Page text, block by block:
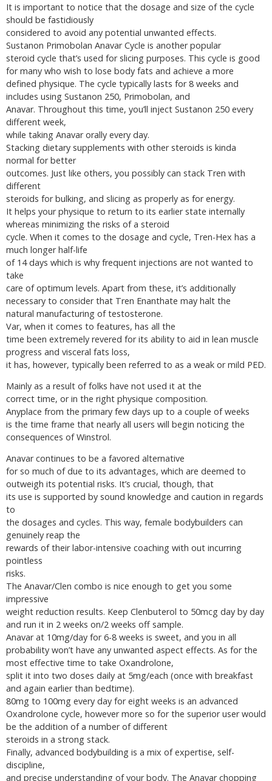
It is important to notice that the dosage and size of the cycle
should be fastidiously
considered to avoid any potential unwanted effects.
Sustanon Primobolan Anavar Cycle is another popular
steroid cycle that’s used for slicing purposes. This cycle is good
for many who wish to lose body fats and achieve a more
defined physique. The cycle typically lasts for 8 weeks and
includes using Sustanon 250, Primobolan, and
Anavar. Throughout this time, you’ll inject Sustanon 250 every
different week,
while taking Anavar orally every day.
Stacking dietary supplements with other steroids is kinda
normal for better
outcomes. Just like others, you possibly can stack Tren with
different
steroids for bulking, and slicing as properly as for energy.
It helps your physique to return to its earlier state internally
whereas minimizing the risks of a steroid
cycle. When it comes to the dosage and cycle, Tren-Hex has a
much longer half-life
of 14 days which is why frequent injections are not wanted to
take
care of optimum levels. Apart from these, it’s additionally
necessary to consider that Tren Enanthate may halt the
natural manufacturing of testosterone.
Var, when it comes to features, has all the
time been extremely revered for its ability to aid in lean muscle
progress and visceral fats loss,
it has, however, typically been referred to as a weak or mild PED.
Mainly as a result of folks have not used it at the
correct time, or in the right physique composition.
Anyplace from the primary few days up to a couple of weeks
is the time frame that nearly all users will begin noticing the
consequences of Winstrol.
Anavar continues to be a favored alternative
for so much of due to its advantages, which are deemed to
outweigh its potential risks. It’s crucial, though, that
its use is supported by sound knowledge and caution in regards
to
the dosages and cycles. This way, female bodybuilders can
genuinely reap the
rewards of their labor-intensive coaching with out incurring
pointless
risks.
The Anavar/Clen combo is nice enough to get you some
impressive
weight reduction results. Keep Clenbuterol to 50mcg day by day
and run it in 2 weeks on/2 weeks off sample.
Anavar at 10mg/day for 6-8 weeks is sweet, and you in all
probability won’t have any unwanted aspect effects. As for the
most effective time to take Oxandrolone,
split it into two doses daily at 5mg/each (once with breakfast
and again earlier than bedtime).
80mg to 100mg every day for eight weeks is an advanced
Oxandrolone cycle, however more so for the superior user would
be the addition of a number of different
steroids in a strong stack.
Finally, advanced bodybuilding is a mix of expertise, self-
discipline,
and precise understanding of your body. The Anavar chopping